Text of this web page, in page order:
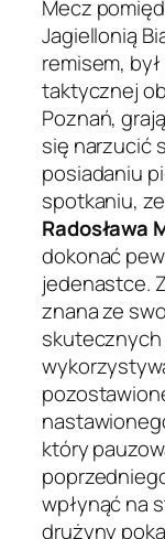
Mecz
Jagiellonią
remisem,
taktycznej
Poznań,
się narzucić
posiadaniu
spotkaniu,
Radosława
dokonać
jedenastce.
znana ze
skutecznych
który
wpłynąć na
drużyny